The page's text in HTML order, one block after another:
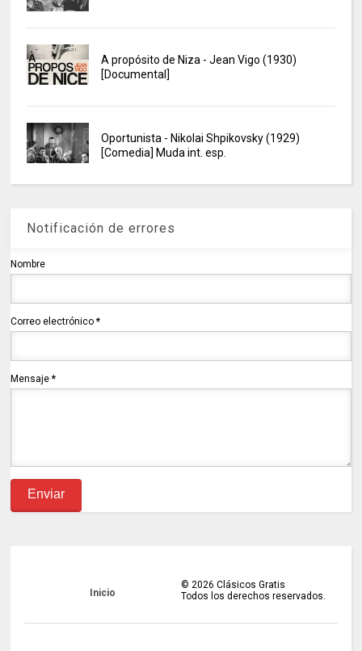
A propósito de Niza - Jean Vigo (1930)
[Documental]
Oportunista - Nikolai Shpikovsky (1929)
[Comedia] Muda int. esp.
Notificación de errores
Nombre
Correo electrónico*
Mensaje*
Inicio
© 2026 Clásicos Gratis
Todos los derechos reservados.